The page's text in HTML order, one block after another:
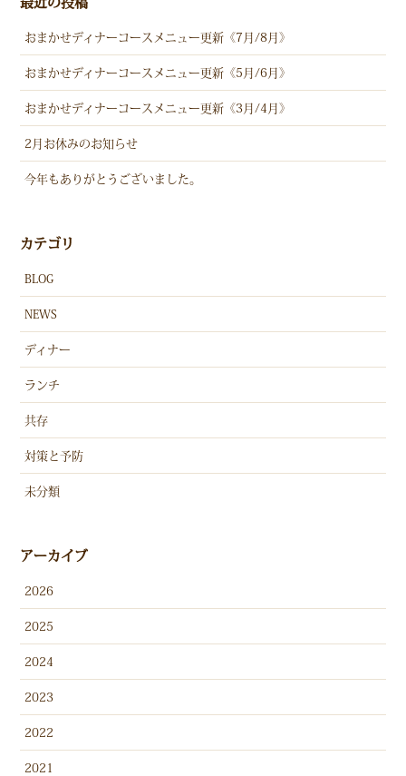
おまかせディナーコースメニュー更新《7月/8月》
おまかせディナーコースメニュー更新《5月/6月》
おまかせディナーコースメニュー更新《3月/4月》
2月お休みのお知らせ
今年もありがとうございました。
カテゴリ
BLOG
NEWS
ディナー
ランチ
共存
対策と予防
未分類
アーカイブ
2026
2025
2024
2023
2022
2021